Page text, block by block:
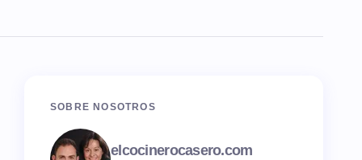
SOBRE NOSOTROS
elcocinerocasero.com